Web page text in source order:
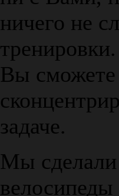
ничего не
Вы
задаче.
Мы